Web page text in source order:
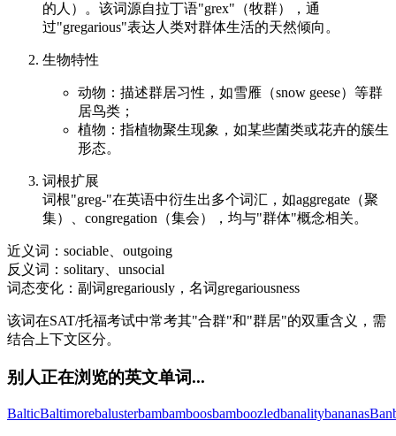
的人）。该词源自拉丁语"grex"（牧群），通
过"gregarious"表达人类对群体生活的天然倾向。
生物特性
动物：描述群居习性，如雪雁（snow geese）等群
居鸟类；
植物：指植物聚生现象，如某些菌类或花卉的簇生
形态。
词根扩展
词根"greg-"在英语中衍生出多个词汇，如aggregate（聚
集）、congregation（集会），均与"群体"概念相关。
近义词：sociable、outgoing
反义词：solitary、unsocial
词态变化：副词gregariously，名词gregariousness
该词在SAT/托福考试中常考其"合群"和"群居"的双重含义，需
结合上下文区分。
别人正在浏览的英文单词...
BalticBaltimorebalusterbambamboosbamboozledbanalitybananas